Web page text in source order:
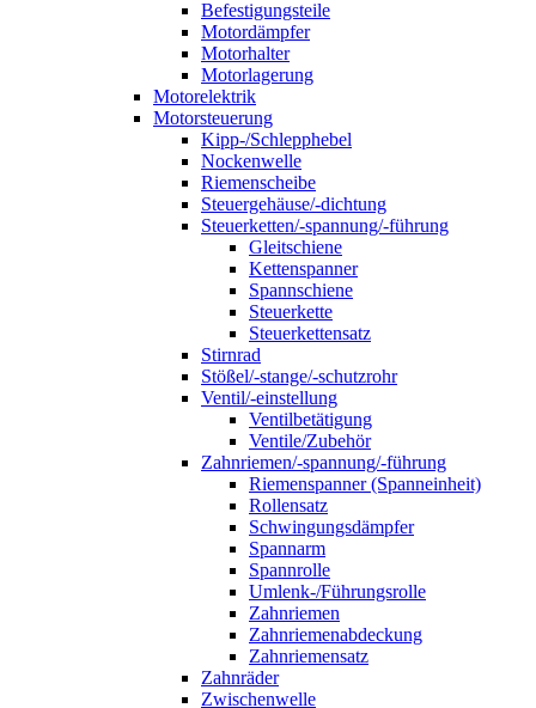
Befestigungsteile
Motordämpfer
Motorhalter
Motorlagerung
Motorelektrik
Motorsteuerung
Kipp-/Schlepphebel
Nockenwelle
Riemenscheibe
Steuergehäuse/-dichtung
Steuerketten/-spannung/-führung
Gleitschiene
Kettenspanner
Spannschiene
Steuerkette
Steuerkettensatz
Stirnrad
Stößel/-stange/-schutzrohr
Ventil/-einstellung
Ventilbetätigung
Ventile/Zubehör
Zahnriemen/-spannung/-führung
Riemenspanner (Spanneinheit)
Rollensatz
Schwingungsdämpfer
Spannarm
Spannrolle
Umlenk-/Führungsrolle
Zahnriemen
Zahnriemenabdeckung
Zahnriemensatz
Zahnräder
Zwischenwelle